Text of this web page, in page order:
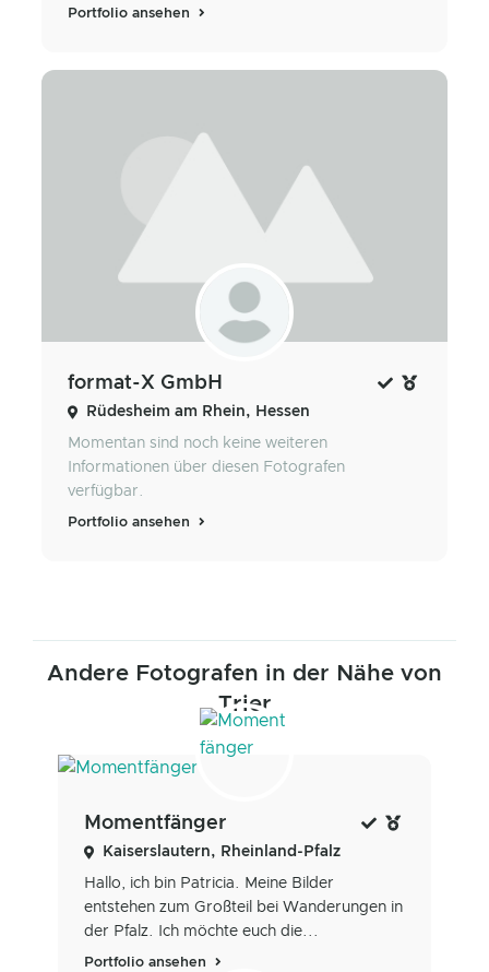
Portfolio ansehen
format-X GmbH
Rüdesheim am Rhein, Hessen
Momentan sind noch keine weiteren
Informationen über diesen Fotografen
verfügbar.
Portfolio ansehen
Andere Fotografen in der Nähe von
Trier
Momentfänger
Kaiserslautern, Rheinland-Pfalz
Hallo, ich bin Patricia. Meine Bilder
entstehen zum Großteil bei Wanderungen in
der Pfalz. Ich möchte euch die...
Portfolio ansehen